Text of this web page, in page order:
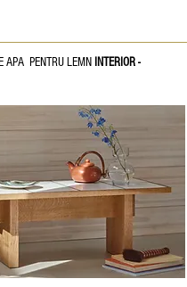
APA PENTRU LEMN INTERIOR -